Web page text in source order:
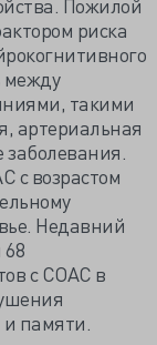
риска
между
такими
артериальная
с возрастом
Недавний
с СОАС в
памяти.